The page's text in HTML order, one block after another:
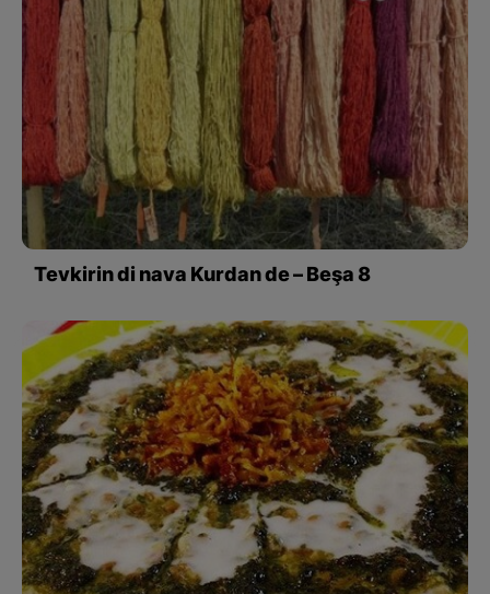
Tevkirin di nava Kurdan de – Beşa 8